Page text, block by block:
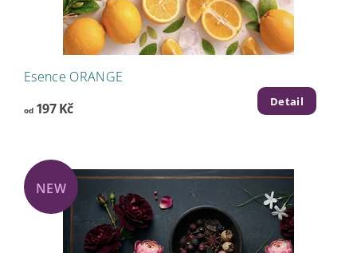
Esence ORANGE
od197 Kč Detail
NEW